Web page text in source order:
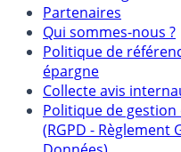
Mentions légales et
Partenaires
Qui sommes-nous ?
Politique de
épargne
Collecte avis
Politique de gestion